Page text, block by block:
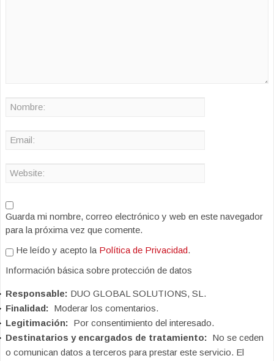
Guarda mi nombre, correo electrónico y web en este navegador
para la próxima vez que comente.
He leído y acepto la Política de Privacidad.
Información básica sobre protección de datos
Responsable: DUO GLOBAL SOLUTIONS, SL.
Finalidad: Moderar los comentarios.
Legitimación: Por consentimiento del interesado.
Destinatarios y encargados de tratamiento: No se ceden
o comunican datos a terceros para prestar este servicio. El